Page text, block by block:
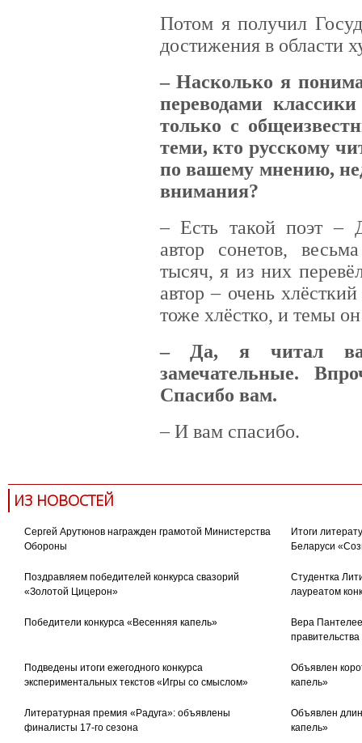
Потом я получил
достижения в области
– Насколько я
переводами
только с
теми, кто русскому
по вашему мнению,
внимания?
– Есть такой поэт –
автор сонетов,
тысяч, я из них
автор – очень
тоже хлёстко, и темы
– Да, я читал
замечательные.
Спасибо вам.
– И вам спасибо.
ИЗ НОВОСТЕЙ
Сергей Арутюнов награжден грамотой Министерства
Обороны
Итоги
Беларуси
Поздравляем победителей конкурса свазорий
«Золотой Цицерон»
Студентка
лауреатом
Победители конкурса «Весенняя капель»
Вера
Подведены итоги ежегодного конкурса
экспериментальных текстов «Игры со смыслом»
Объявлен
капель»
Литературная премия «Радуга»: объявлены
финалисты 17-го сезона
Объявлен
капель»